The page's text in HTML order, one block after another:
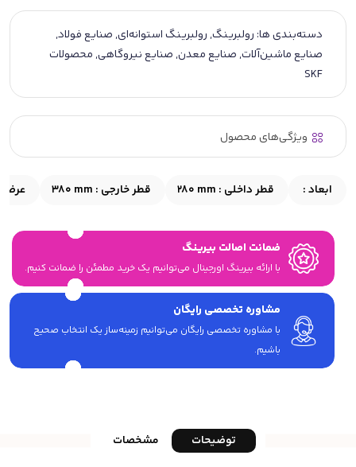
دسته‌بندی ها: رولبرینگ,رولبرینگ استوانه‌ای,صنایع فولاد,
صنایع ماشین‌آلات,صنایع معدن,صنایع نیروگاهی,محصولات
SKF
ویژگی‌های محصول
ابعاد : قطر داخلی : 280 mm قطر خارجی : 380 mm
ضمانت اصالت بیرینگ
با ارائه بیرینگ اورجینال می‎‌توانیم یک خرید مطمئن را ضمانت کنیم.
مشاوره تخصصی رایگان
با مشاوره تخصصی رایگان می‌توانیم زمینه‌ساز یک انتخاب صحیح
باشیم.
توضیحات مشخصات